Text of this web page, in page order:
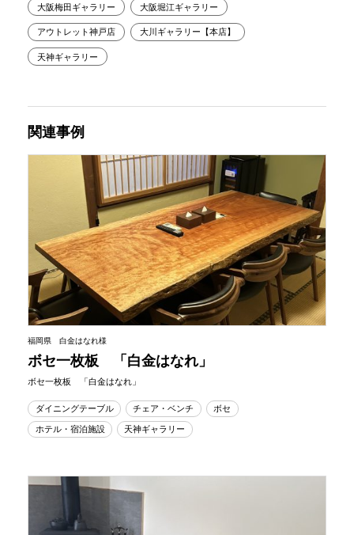
大阪梅田ギャラリー 大阪堀江ギャラリー
アウトレット神戸店 大川ギャラリー【本店】
天神ギャラリー
関連事例
福岡県 白金はなれ様
ボセ一枚板 「白金はなれ」
ボセ一枚板 「白金はなれ」
ダイニングテーブル チェア・ベンチ
ボセ
ホテル・宿泊施設
天神ギャラリー